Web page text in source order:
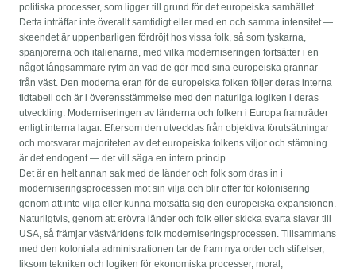
politiska processer, som ligger till grund för det europeiska samhället.
Detta inträffar inte överallt samtidigt eller med en och samma intensitet —
skeendet är uppenbarligen fördröjt hos vissa folk, så som tyskarna,
spanjorerna och italienarna, med vilka moderniseringen fortsätter i en
något långsammare rytm än vad de gör med sina europeiska grannar
från väst. Den moderna eran för de europeiska folken följer deras interna
tidtabell och är i överensstämmelse med den naturliga logiken i deras
utveckling. Moderniseringen av länderna och folken i Europa framträder
enligt interna lagar. Eftersom den utvecklas från objektiva förutsättningar
och motsvarar majoriteten av det europeiska folkens viljor och stämning
är det endogent — det vill säga en intern princip.
Det är en helt annan sak med de länder och folk som dras in i
moderniseringsprocessen mot sin vilja och blir offer för kolonisering
genom att inte vilja eller kunna motsätta sig den europeiska expansionen.
Naturligtvis, genom att erövra länder och folk eller skicka svarta slavar till
USA, så främjar västvärldens folk moderniseringsprocessen. Tillsammans
med den koloniala administrationen tar de fram nya order och stiftelser,
liksom tekniken och logiken för ekonomiska processer, moral,